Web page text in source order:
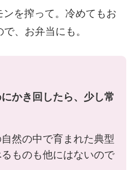
を搾って。冷めてもお
、お弁当にも。
かき回したら、少し常
然の中で育まれた典型
ものも他にはないので